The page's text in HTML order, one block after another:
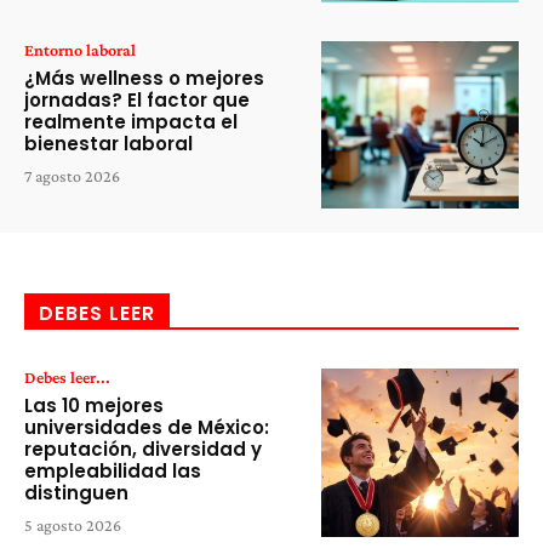
Entorno laboral
¿Más wellness o mejores
jornadas? El factor que
realmente impacta el
bienestar laboral
7 agosto 2026
DEBES LEER
Debes leer...
Las 10 mejores
universidades de México:
reputación, diversidad y
empleabilidad las
distinguen
5 agosto 2026